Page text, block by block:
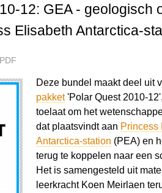
12: GEA - geologisch
Elisabeth Antarctica-
Deze bundel maakt deel uit
pakket'Polar Quest 2010-
toelaat om het
dat plaatsvindt aan Princess
Antarctica-station (PEA) en
terug te koppelen naar een
Het is samengesteld uit
leerkracht Koen Meirlaen